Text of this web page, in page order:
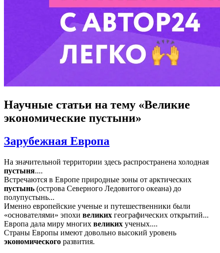
Научные статьи на тему «Великие
экономические пустыни»
Зарубежная Европа
На значительной территории здесь распространена холодная
пустыня....
Встречаются в Европе природные зоны от арктических
пустынь (острова Северного Ледовитого океана) до
полупустынь...
Именно европейские ученые и путешественники были
«основателями» эпохи великих географических открытий...
Европа дала миру многих великих ученых....
Страны Европы имеют довольно высокий уровень
экономического развития.